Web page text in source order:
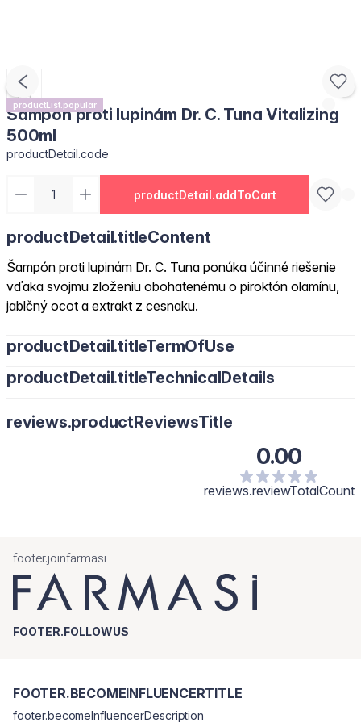
productList.popular
Šampón proti lupinám Dr. C. Tuna Vitalizing
500ml
productDetail.code
productDetail.addToCart
productDetail.titleContent
Šampón proti lupinám Dr. C. Tuna ponúka účinné riešenie
vďaka svojmu zloženiu obohatenému o piroktón olamínu,
jablčný ocot a extrakt z cesnaku.
productDetail.titleTermOfUse
productDetail.titleTechnicalDetails
reviews.productReviewsTitle
0.00
reviews.reviewTotalCount
footer.joinfarmasi
FOOTER.FOLLOWUS
FOOTER.BECOMEINFLUENCERTITLE
footer.becomeInfluencerDescription